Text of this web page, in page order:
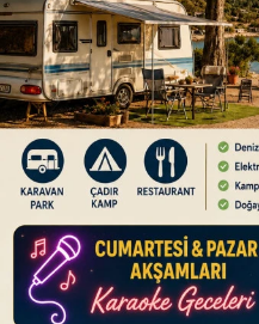
21.06.2023 - 10:44,
Valuation errors in no
of support to Ukraine,